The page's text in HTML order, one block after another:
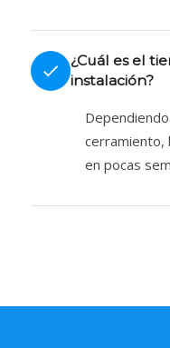
¿Cuál es el
instalación?
cerramiento,
en pocas